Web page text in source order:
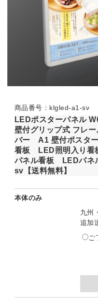
商品番号：klgled-a1-sv
LEDポスターパネル
壁付グリップ式 フレ
バー A1 壁付ポスタ
看板 LED照明入り
パネル看板 LEDパ
sv【送料無料】
本体のみ
九州
追加
ご